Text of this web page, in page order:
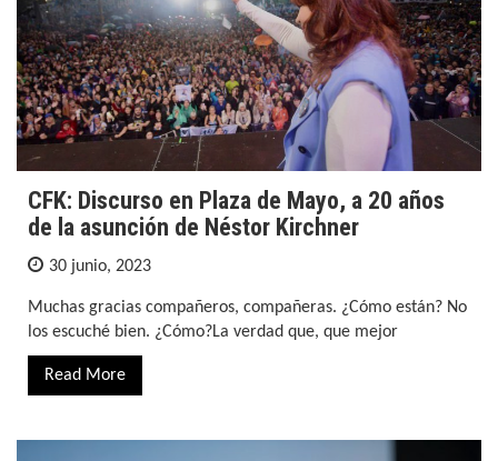
CFK: Discurso en Plaza de Mayo, a 20 años
de la asunción de Néstor Kirchner
30 junio, 2023
Muchas gracias compañeros, compañeras. ¿Cómo están? No
los escuché bien. ¿Cómo?La verdad que, que mejor
Read More